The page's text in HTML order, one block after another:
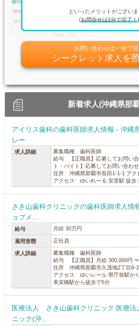
といったメリットがございま
(お問合せは1分で完了！)
お問い合わせは一分で
シークレット求人を
新着求人(沖縄県那
アイリス歯科の歯科医師求人情報 - 沖縄
レー
求人詳細
募集職種 歯科医師
給与 【正職員】応募してお問い
ト・バイト】応募してお問い合わ
住所 沖縄県那覇市長田1-1-1 アク
アクセス ゆいれーる 安里駅 徒歩
さき山歯科クリニックの歯科医師求人情
ョブメ...
給与 月給 30万円
雇用形態 正社員
求人詳細
募集職種 歯科医師
給与 【正職員】月給 300,000円 〜
住所 沖縄県那覇市久茂地2丁目6-
アクセス ゆいレール 県庁前駅か
美栄橋駅から徒歩で5分
医療法人 さき山歯科クリニック 医療
ニック(沖...